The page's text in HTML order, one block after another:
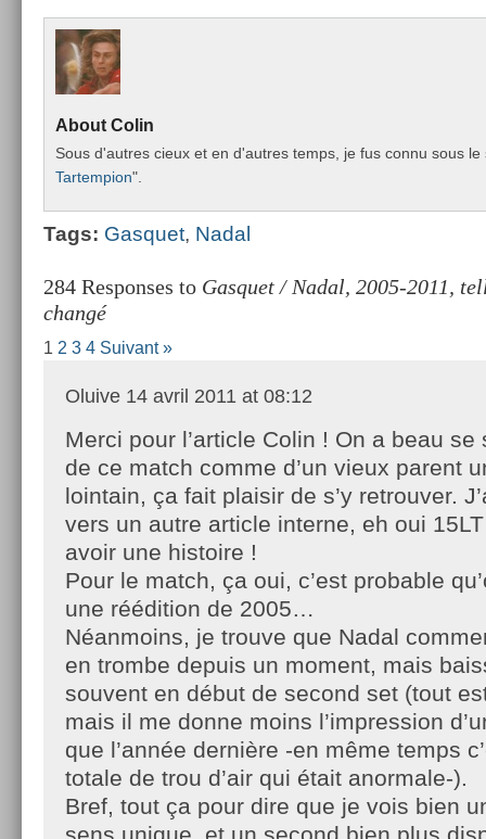
About Colin
Sous d'aut­res cieux et en d'aut­res temps, je fus connu sous le
Tar­temp­ion".
Tags: Gas­quet, Nadal
284 Responses to Gasquet / Nadal, 2005-2011,
changé
1 2 3 4 Suivant »
Oluive 14 avril 2011 at 08:12
Merci pour l’article Colin ! On a beau se
de ce match comme d’un vieux parent
lointain, ça fait plaisir de s’y retrouver.
vers un autre article interne, eh oui
avoir une histoire !
Pour le match, ça oui, c’est probable
une réédition de 2005…
Néanmoins, je trouve que Nadal
en trombe depuis un moment, mais
souvent en début de second set (tout
mais il me donne moins l’impression
que l’année dernière -en même temps
totale de trou d’air qui était anormale-).
Bref, tout ça pour dire que je vois bien